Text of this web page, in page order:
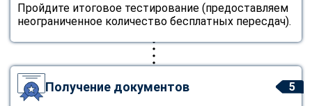
Пройдите итоговое тестирование (предоставляем
неограниченное количество бесплатных пересдач).
5
Получение документов